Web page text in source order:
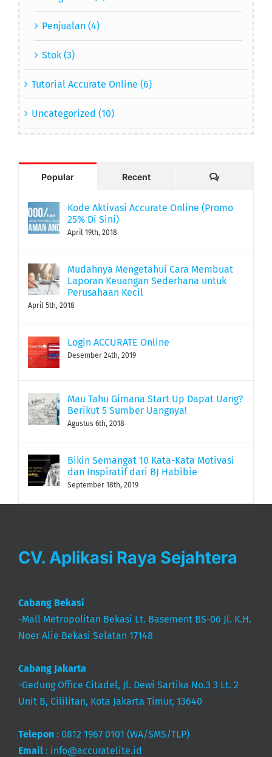
Penjualan (4)
Stok (3)
Tutorial Accurate Online (6)
Uncategorized (10)
Popular Recent Comments
Kode Aktivasi Accurate Online (Promo
25% Di Sini)
April 19th, 2018
Mudahnya Mengetahui Cara Membuat
Laporan Keuangan Sederhana untuk
Perusahaan Kecil
April 5th, 2018
Login ACCURATE Online
Desember 24th, 2019
Mau Tahu Gimana Start Up Dapat Uang?
Berikut 5 Sumber Uangnya!
Agustus 6th, 2018
Bikin Semangat 10 Kata-Kata Motivasi
dan Inspiratif dari BJ Habibie
September 18th, 2019
CV. Aplikasi Raya Sejahtera
Cabang Bekasi
-Mall Metropolitan Bekasi Lt. Basement BS-06 Jl. K.H.
Noer Alie Bekasi Selatan 17148
Cabang Jakarta
-Gedung Office Citadel, Jl. Dewi Sartika No.3 3 Lt. 2
Unit B, Cililitan, Kota Jakarta Timur, 13640
Telepon : 0812 1967 0101 (WA/SMS/TLP)
Email : info@accuratelite.id